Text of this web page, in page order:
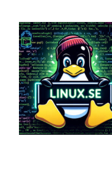
innehåll